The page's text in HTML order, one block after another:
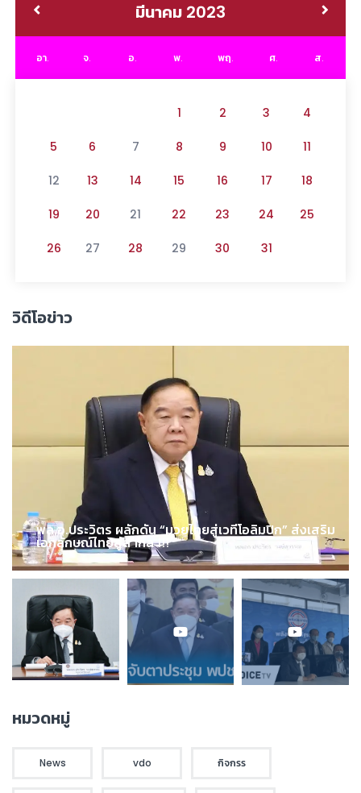
มีนาคม 2023
อา. จ. อ. พ. พฤ. ศ. ส.
1 2 3 4
5 6 7 8 9 10 11
12 13 14 15 16 17 18
19 20 21 22 23 24 25
26 27 28 29 30 31
วิดีโอข่าว
พล.อ.ประวิตร ผลักดัน “มวยไทยสู่เวทีโอลิมปิก” ส่งเสริม
เอกลักษณ์ไทยสู่สากล !!!
หมวดหมู่
News vdo กิจกรร